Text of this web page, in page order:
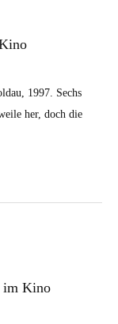
1997. Sechs
her, doch die
im Kino